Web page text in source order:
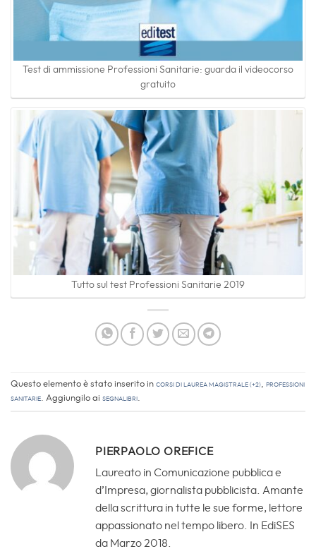
Test di ammissione Professioni Sanitarie: guarda il videocorso
gratuito
Tutto sul test Professioni Sanitarie 2019
Questo elemento è stato inserito in Corsi di laurea magistrale (+2) Professioni
sanitarie . Aggiungilo ai segnalibri
PIERPAOLO OREFICE
Laureato in Comunicazione pubblica e
d’Impresa, giornalista pubblicista. Amante
della scrittura in tutte le sue forme, lettore
appassionato nel tempo libero. In EdiSES
da Marzo 2018.